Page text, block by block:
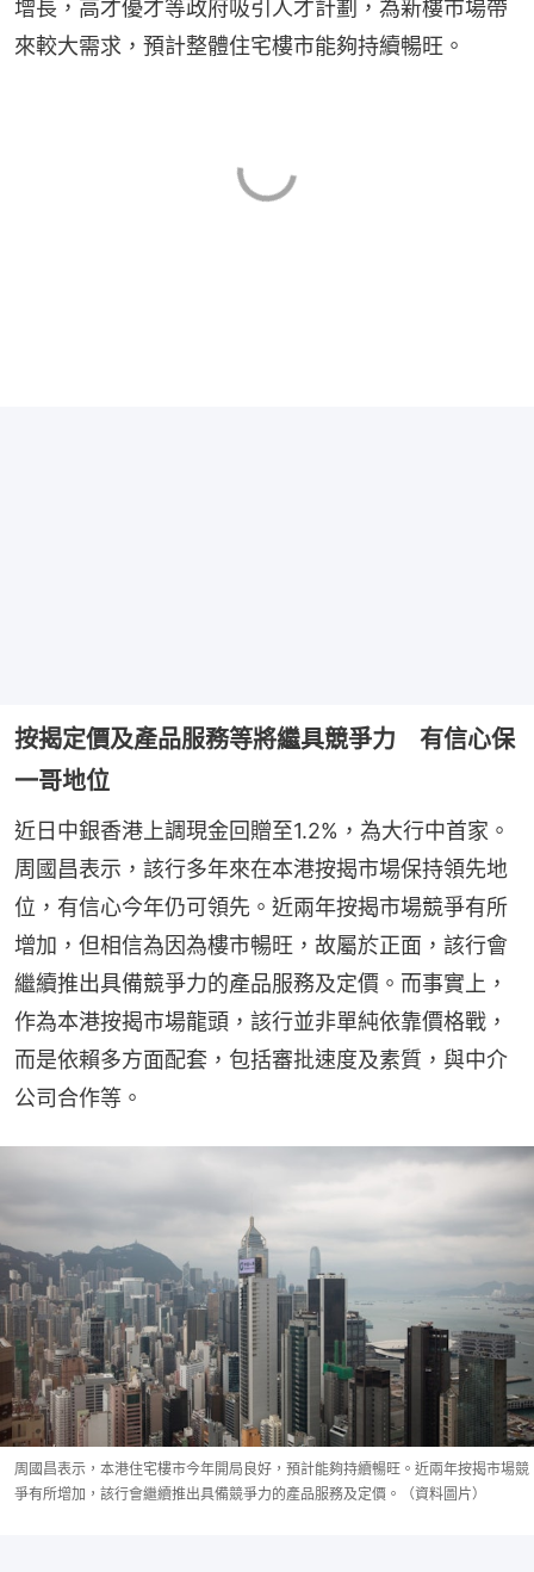
增長，高才優才等政府吸引人才計劃，為新樓市場帶
來較大需求，預計整體住宅樓市能夠持續暢旺。
按揭定價及產品服務等將繼具競爭力 有信心保
一哥地位
近日中銀香港上調現金回贈至1.2%，為大行中首家。
周國昌表示，該行多年來在本港按揭市場保持領先地
位，有信心今年仍可領先。近兩年按揭市場競爭有所
增加，但相信為因為樓市暢旺，故屬於正面，該行會
繼續推出具備競爭力的產品服務及定價。而事實上，
作為本港按揭市場龍頭，該行並非單純依靠價格戰，
而是依賴多方面配套，包括審批速度及素質，與中介
公司合作等。
周國昌表示，本港住宅樓市今年開局良好，預計能夠持續暢旺。近兩年按揭市場競
爭有所增加，該行會繼續推出具備競爭力的產品服務及定價。（資料圖片）